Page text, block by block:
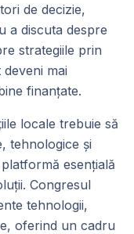
de decizie,
a discuta despre
strategiile prin
mai
finanțate.
locale trebuie să
tehnologice și
esențială
Congresul
tehnologii,
oferind un cadru